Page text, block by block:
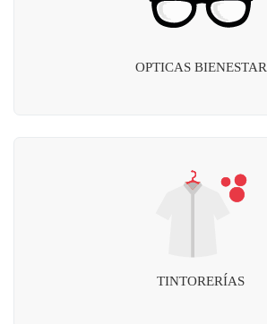
OPTICAS BIENESTAR
TINTORERÍAS